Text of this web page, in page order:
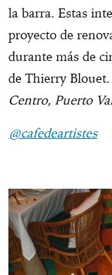
la barra. Estas
proyecto de
durante más de
de Thierry Blouet.
Centro, Puerto
@cafedeartistes